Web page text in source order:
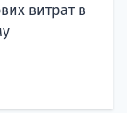
витрат в